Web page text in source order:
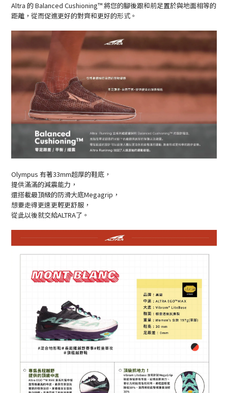
Altra 的Balanced Cushioning™將您的腳後跟和前足置於與地面相等的
距離，從而促進更好的對齊和更好的形式。
Olympus 有著33mm超厚的鞋底，
提供滿滿的減震能力，
還搭載最頂級的防滑大底Megagrip，
想要走得更速更輕更舒服，
從此以後就交給ALTRA了。